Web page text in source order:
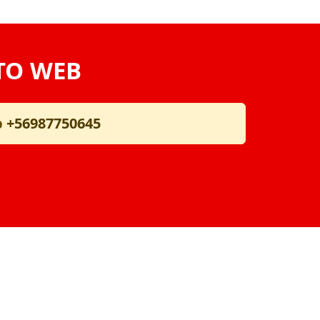
WEB
+56987750645